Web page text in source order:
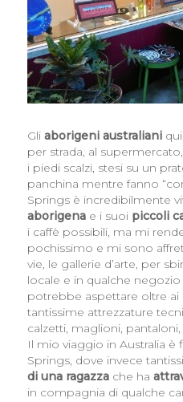
Gli aborigeni australianiqui
per strada, al
i piedi scalzi, stesi su un
panchina mentre fanno
Springs è incredibilmente
aborigenae i suoi piccoli
i caffè possibili, ma mi
pochissimo e mi sono
vie, le gallerie d’arte, per
locale e in qualche
potrebbe aspettare oltre ai
tantissime attrezzature
calzetti, maglioni,
Il mio viaggio in Australia è
Springs, dove invece
di una ragazzache ha
in compagnia di qualche